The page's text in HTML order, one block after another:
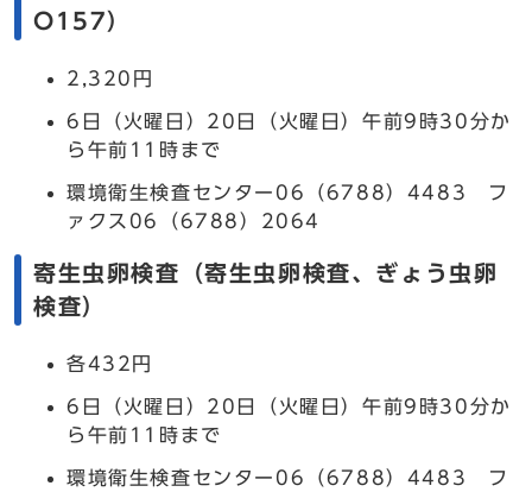
O157）
2,320円
6日（火曜日）20日（火曜日）午前9時30分か
ら午前11時まで
環境衛生検査センター06（6788）4483 フ
ァクス06（6788）2064
寄生虫卵検査（寄生虫卵検査、ぎょう虫卵
検査）
各432円
6日（火曜日）20日（火曜日）午前9時30分か
ら午前11時まで
環境衛生検査センター06（6788）4483 フ